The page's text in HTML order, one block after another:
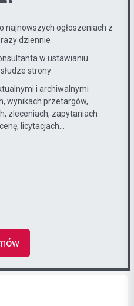
najnowszych ogłoszeniach z
dziennie
w ustawianiu
strony
i archiwalnymi
wynikach przetargów,
zleceniach, zapytaniach
licytacjach...